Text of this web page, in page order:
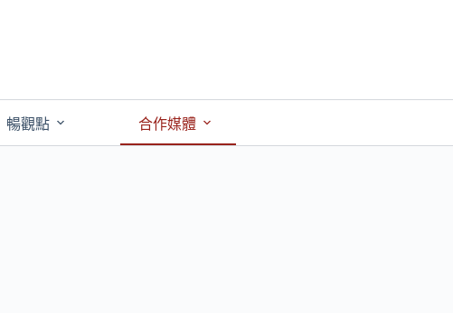
暢觀點 合作媒體